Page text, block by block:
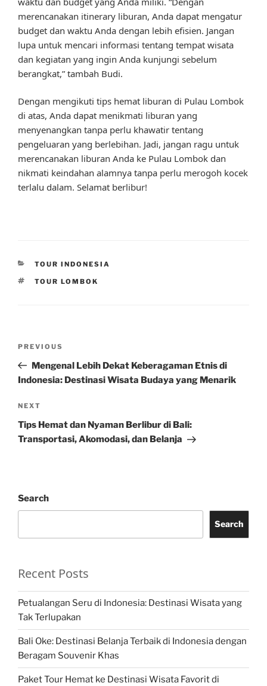
merencanakan itinerary liburan, Anda dapat mengatur
budget dan waktu Anda dengan lebih efisien. Jangan
lupa untuk mencari informasi tentang tempat wisata
dan kegiatan yang ingin Anda kunjungi sebelum
berangkat,” tambah Budi.
Dengan mengikuti tips hemat liburan di Pulau Lombok
di atas, Anda dapat menikmati liburan yang
menyenangkan tanpa perlu khawatir tentang
pengeluaran yang berlebihan. Jadi, jangan ragu untuk
merencanakan liburan Anda ke Pulau Lombok dan
nikmati keindahan alamnya tanpa perlu merogoh kocek
terlalu dalam. Selamat berlibur!
CATEGORIES
TOUR INDONESIA
TAGS
TOUR LOMBOK
Previous
Post
PREVIOUS
Mengenal Lebih Dekat Keberagaman Etnis di
Indonesia: Destinasi Wisata Budaya yang Menarik
Next
Post
NEXT
Tips Hemat dan Nyaman Berlibur di Bali:
Transportasi, Akomodasi, dan Belanja
Search
Search
Recent Posts
Petualangan Seru di Indonesia: Destinasi Wisata yang
Tak Terlupakan
Bali Oke: Destinasi Belanja Terbaik di Indonesia dengan
Beragam Souvenir Khas
Paket Tour Hemat ke Destinasi Wisata Favorit di